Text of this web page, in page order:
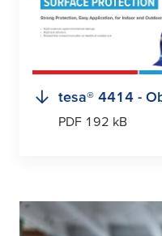
tesa® 4414 -
PDF 192 kB